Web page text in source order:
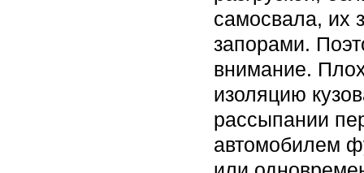
самосвала, их
запорами.
внимание.
изоляцию
рассыпании
автомобилем